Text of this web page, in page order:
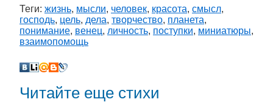
Теги: жизнь, мысли, человек, красота, смысл,
господь, цель, дела, творчество, планета,
понимание, венец, личность, поступки, миниатюры,
взаимопомощь
Читайте еще стихи